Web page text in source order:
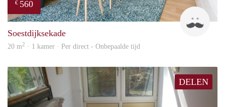
€ 560
Soestdijksekade
20 m2 · 1 kamer · Per direct - Onbepaalde tijd
DELEN